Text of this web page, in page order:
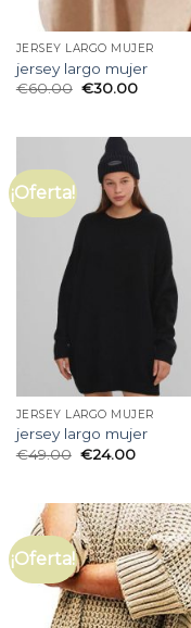
JERSEY LARGO MUJER
jersey largo mujer
€60.00 €30.00
¡Oferta!
JERSEY LARGO MUJER
jersey largo mujer
€49.00 €24.00
¡Oferta!